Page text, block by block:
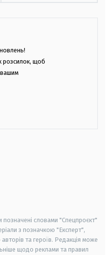
розсилок, щоб
вашим
позначені словами "Спецпроєкт"
з позначкою "Експерт",
та героїв. Редакція може
щодо реклами та правил